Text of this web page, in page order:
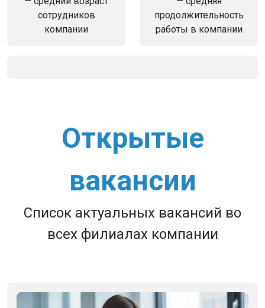
сотрудников
компании
продолжительность
работы в компании
Открытые
вакансии
Список актуальных вакансий во
всех филиалах компании